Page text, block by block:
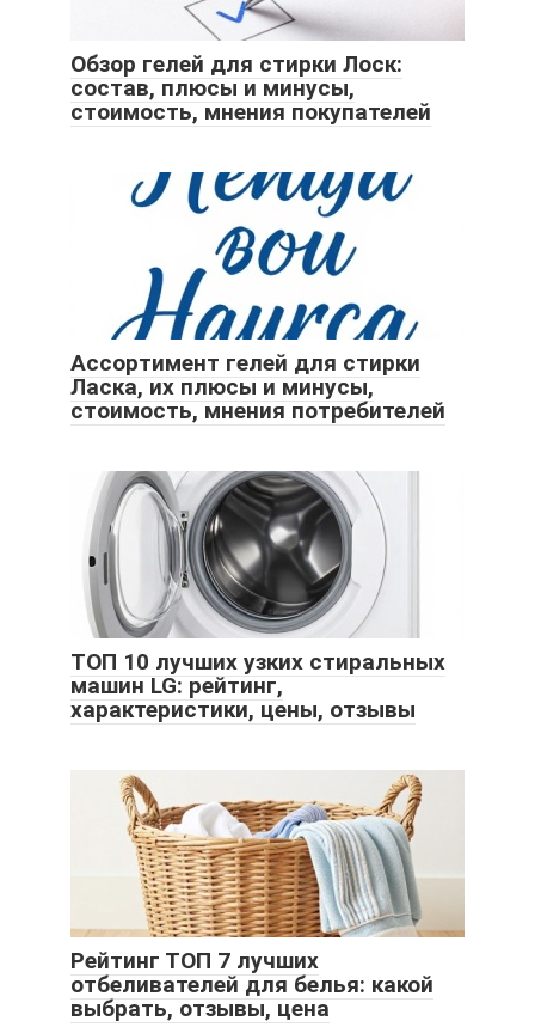
Обзор гелей для стирки Лоск:
состав, плюсы и минусы,
стоимость, мнения покупателей
Ассортимент гелей для стирки
Ласка, их плюсы и минусы,
стоимость, мнения потребителей
ТОП 10 лучших узких стиральных
машин LG: рейтинг,
характеристики, цены, отзывы
Рейтинг ТОП 7 лучших
отбеливателей для белья: какой
выбрать, отзывы, цена